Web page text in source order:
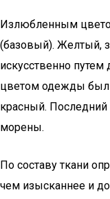
Излюбленным
(базовый). Желтый,
искусственно
цветом одежды был
красный. Последний
морены.
По составу ткани
чем изысканнее и